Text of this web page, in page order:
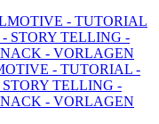
- TUTORIAL -
TELLING -
- VORLAGEN